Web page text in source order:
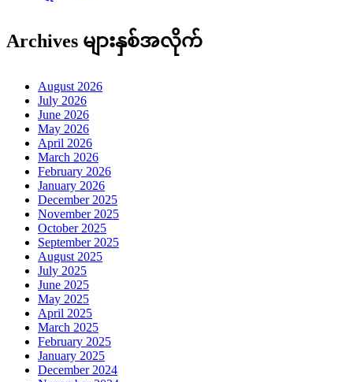
Archives များနှစ်အလိုက်
August 2026
July 2026
June 2026
May 2026
April 2026
March 2026
February 2026
January 2026
December 2025
November 2025
October 2025
September 2025
August 2025
July 2025
June 2025
May 2025
April 2025
March 2025
February 2025
January 2025
December 2024